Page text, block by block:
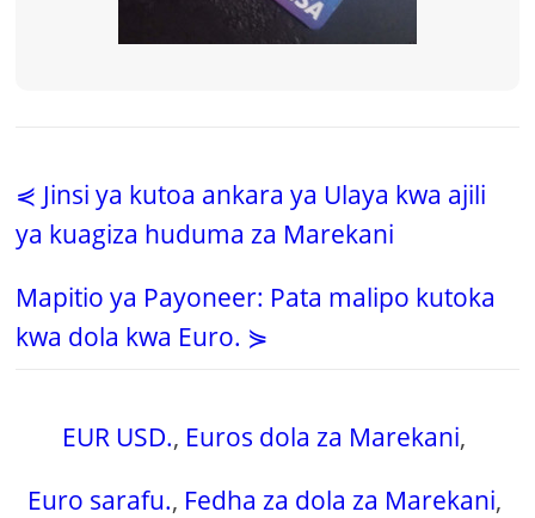
⋞ Jinsi ya kutoa ankara ya Ulaya kwa ajili
ya kuagiza huduma za Marekani
Mapitio ya Payoneer: Pata malipo kutoka
kwa dola kwa Euro. ⋟
EUR USD., Euros dola za Marekani,
Euro sarafu., Fedha za dola za Marekani,